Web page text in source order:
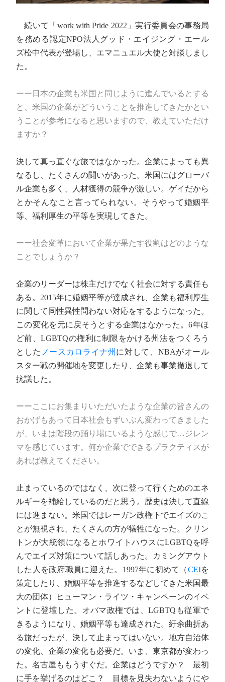
続いて「work with Pride 2022」実行委員会の事務局
を務める認定NPO法人グッド・エイジング・エール
ズ松中代表が登場し、エマニュエル大使と対談しまし
た。
ーー日本の企業も米国と同じように進んでいるとする
と、米国の企業がどういうことを推進してきたかとい
うことが参考になると思いますので、教えていただけ
ますか？
決して真っ直ぐな旅ではなかった。企業によっても異
なるし、たくさんの闘いがあった。米国にはグローバ
ル企業も多く、人材獲得の競争が激しい。ゲイだから
とかそんなこと言ってられない。そうやって婚姻平
等、福利厚生の平等を実現してきた。
ーー社会変革において企業が果たす役割はどのような
ことでしょうか？
企業のリーダーは株主だけでなく社会に対する責任も
ある。2015年に婚姻平等が達成され、企業も福利厚生
に関して同性異性問わない対応をするようになった。
この変化を元に戻そうとする企業はなかった。6年ほ
ど前、LGBTQの権利に制限をかける州法をつくろう
とした ノースカロライナ州 に対して、NBAがオール
スター戦の開催地を変更したり、企業も事業撤退して
抗議した。
ーーここにお集まりいただいたような企業の皆さんの
おかげもあって日本社会もずいぶん変わってきました
が、いまは階段の踊り場にいるような感じで…ジレン
マを感じています。何か企業でできるプラクティスが
あれば教えてください。
止まっているのではなく、次に登って行くためのエネ
ルギーを補給しているのだと思う。歴史は決して直線
には進まない。米国ではレーガン政権下でエイズのこ
とが無視され、たくさんの方が犠牲になった。クリン
トンが大統領になるとホワイトハウスにLGBTQを呼
んでエイズ対策について話しあった。カミングアウト
した人を政府職員に迎えた。1997年に初めて（CEIを
策定したり、婚姻平等を推進するなどしてきた米国最
大の団体）ヒューマン・ライツ・キャンペーンのイベ
ントに登壇した。オバマ政権では、LGBTQも従軍で
きるようになり、婚姻平等も達成された。紆余曲折あ
る旅だったが、決して止まってはいない。地方自治体
の変化、企業の変化も必要だ。いま、東京都が変わっ
た。名古屋ももうすぐだ。企業はどうですか？ 最初
に手を挙げるのはどこ？ 目標を見失わないようにや